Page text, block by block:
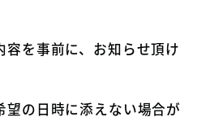
を事前に、お知らせ頂け
の日時に添えない場合が